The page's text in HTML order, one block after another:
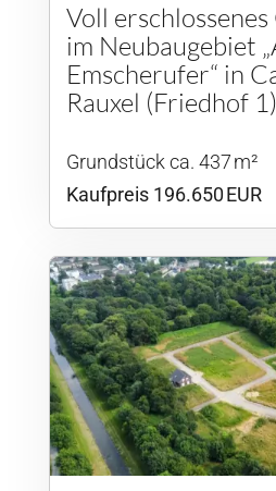
Voll
im Neubaugebiet
Emscherufer“ in
Rauxel (Friedhof 1)
Grund­stück ca. 437 m²
Kaufpreis 196.650 EUR